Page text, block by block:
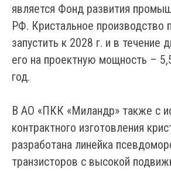
является Фонд развития
РФ. Кристальное производство
запустить к 2028 г. и в течение
его на проектную мощность –
год.
В АО «ПКК «Миландр» также с
контрактного изготовления
разработана линейка
транзисторов с высокой